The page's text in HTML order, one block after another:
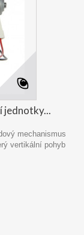
jednotky...
mechanismus
vertikální pohyb